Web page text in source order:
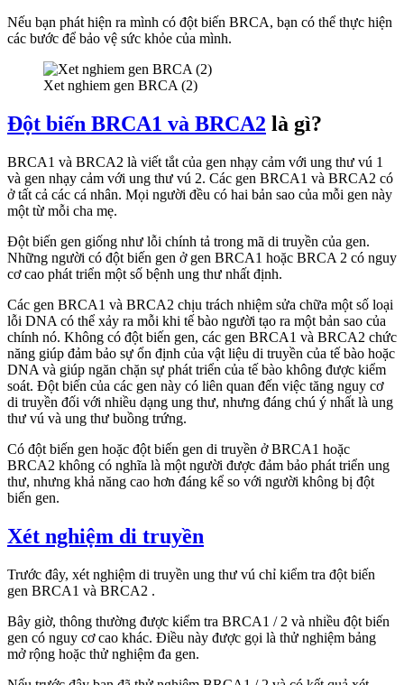
Nếu bạn phát hiện ra mình có đột biến BRCA, bạn có thể thực hiện
các bước để bảo vệ sức khỏe của mình.
Xet nghiem gen BRCA (2)
Đột biến BRCA1 và BRCA2 là gì?
BRCA1 và BRCA2 là viết tắt của gen nhạy cảm với ung thư vú 1
và gen nhạy cảm với ung thư vú 2. Các gen BRCA1 và BRCA2 có
ở tất cả các cá nhân. Mọi người đều có hai bản sao của mỗi gen này
một từ mỗi cha mẹ.
Đột biến gen giống như lỗi chính tả trong mã di truyền của gen.
Những người có đột biến gen ở gen BRCA1 hoặc BRCA 2 có nguy
cơ cao phát triển một số bệnh ung thư nhất định.
Các gen BRCA1 và BRCA2 chịu trách nhiệm sửa chữa một số loại
lỗi DNA có thể xảy ra mỗi khi tế bào người tạo ra một bản sao của
chính nó. Không có đột biến gen, các gen BRCA1 và BRCA2 chức
năng giúp đảm bảo sự ổn định của vật liệu di truyền của tế bào hoặc
DNA và giúp ngăn chặn sự phát triển của tế bào không được kiểm
soát. Đột biến của các gen này có liên quan đến việc tăng nguy cơ
di truyền đối với nhiều dạng ung thư, nhưng đáng chú ý nhất là ung
thư vú và ung thư buồng trứng.
Có đột biến gen hoặc đột biến gen di truyền ở BRCA1 hoặc
BRCA2 không có nghĩa là một người được đảm bảo phát triển ung
thư, nhưng khả năng cao hơn đáng kể so với người không bị đột
biến gen.
Xét nghiệm di truyền
Trước đây, xét nghiệm di truyền ung thư vú chỉ kiểm tra đột biến
gen BRCA1 và BRCA2 .
Bây giờ, thông thường được kiểm tra BRCA1 / 2 và nhiều đột biến
gen có nguy cơ cao khác. Điều này được gọi là thử nghiệm bảng
mở rộng hoặc thử nghiệm đa gen.